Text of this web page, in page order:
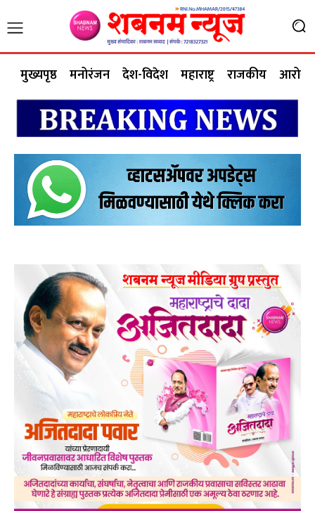
मुख्यपृष्ठ मनोरंजन देश-विदेश महाराष्ट्र राजकीय आरोग्य